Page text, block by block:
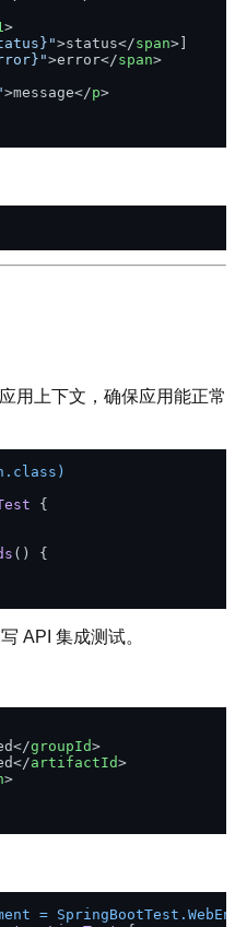
>
>status</span>
>error</span>
>message</p>
用上下文，确保应用能正常
{
()
{
API 集成测试。
</groupId>
</artifactId>
>
=